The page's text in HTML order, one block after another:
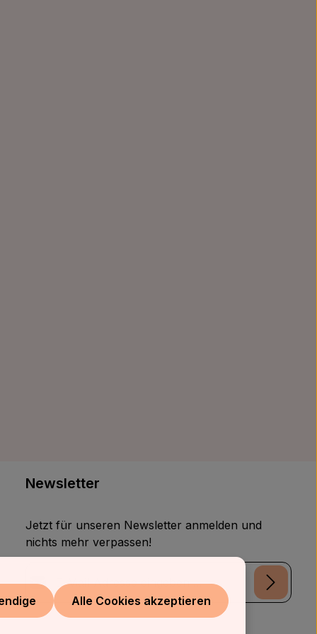
Newsletter
Jetzt für unseren Newsletter anmelden und
nichts mehr verpassen!
Datenschutz
Alle Cookies akzeptieren